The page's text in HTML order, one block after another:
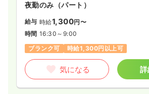
夜勤のみ（パート）
給与 時給1,300円〜
時間 16:30～9:00
ブランク可
時給1,300円以上可
気になる